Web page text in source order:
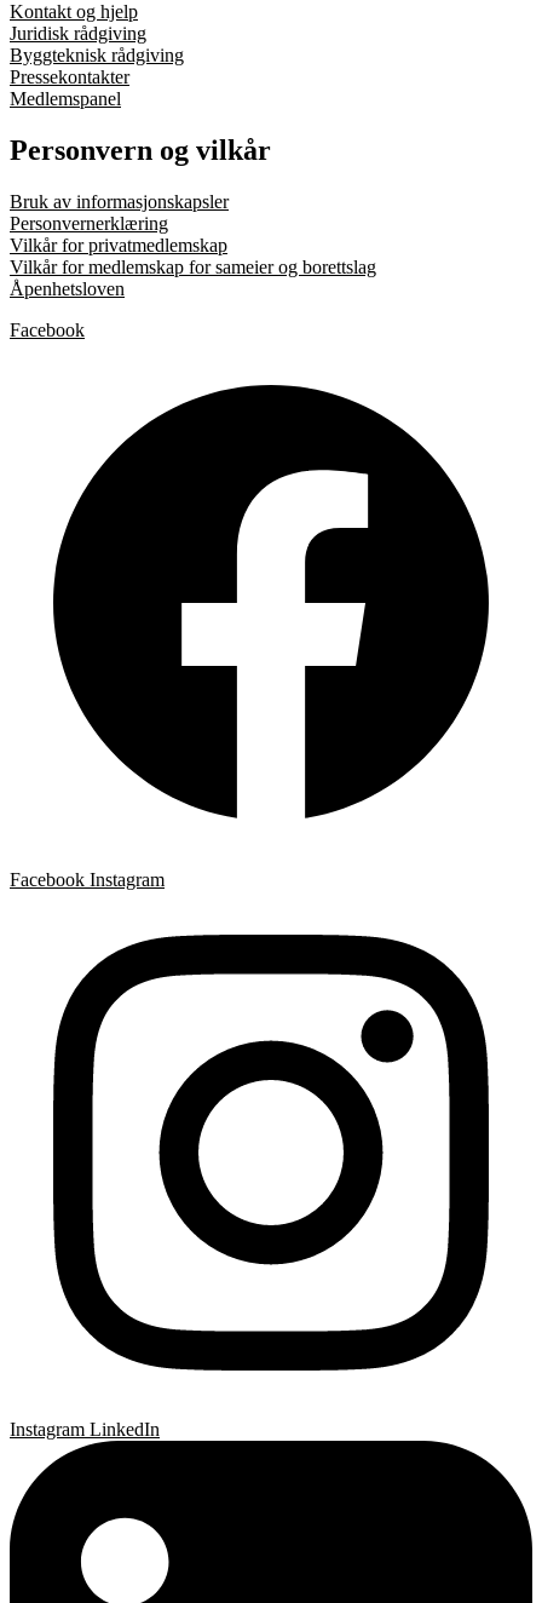
Kontakt og hjelp
Juridisk rådgiving
Byggteknisk rådgiving
Pressekontakter
Medlemspanel
Personvern og vilkår
Bruk av informasjonskapsler
Personvernerklæring
Vilkår for privatmedlemskap
Vilkår for medlemskap for sameier og borettslag
Åpenhetsloven
Facebook
Facebook Instagram
Instagram LinkedIn